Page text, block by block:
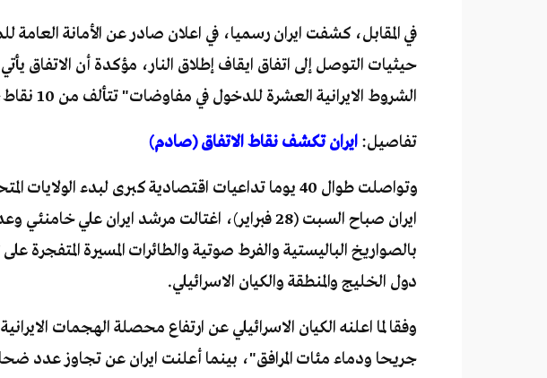
في المقابل، كشفت ايران رسميا، في اعلان صادر عن الأمانة العامة
حيثيات التوصل إلى اتفاق ايقاف إطلاق النار، مؤكدة أن الاتفاق
الشروط الايرانية العشرة للدخول في مفاوضات" تتألف من 10 نقاط، قالت انها اقترحتها لوسطاء واشنطن.
تفاصيل: ايران تكشف نقاط الاتفاق (صادم)
وتواصلت طوال 40 يوما تداعيات اقتصادية كبرى لبدء
ايران صباح السبت (28 فبراير)، اغتالت مرشد ايران علي
دول الخليج والمنطقة والكيان الاسرائيلي.
جريحا ودماء مئات المرافق"، بينما أعلنت ايران عن تجاوز عدد